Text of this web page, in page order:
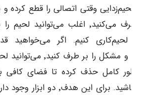
وقتی اتصالی را قطع کرده
را بر طرف می‌کنید٬ اغلب می‌توانید
لحیم‌کاری کنیم. اگر می‌خواهید
برداشته و مشکل را بر طرف
به طور کامل حذف کرده تا فضای کافی
داشته باشید. برای این هدف٬ دو